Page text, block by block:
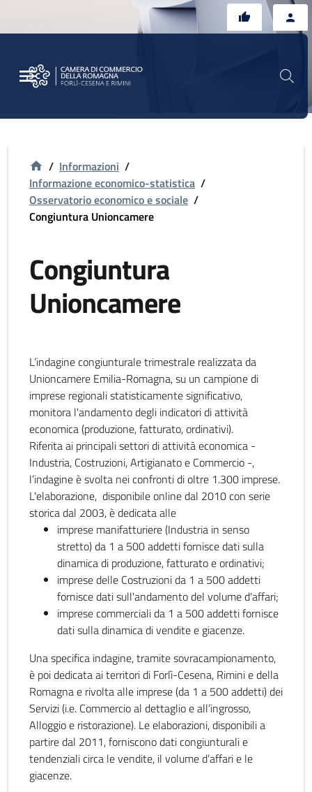
/ Informazioni /
Informazione economico-statistica /
Osservatorio economico e sociale /
Congiuntura Unioncamere
Congiuntura
Unioncamere
L’indagine congiunturale trimestrale realizzata da
Unioncamere Emilia-Romagna, su un campione di
imprese regionali statisticamente significativo,
monitora l'andamento degli indicatori di attività
economica (produzione, fatturato, ordinativi).
Riferita ai principali settori di attività economica -
Industria, Costruzioni, Artigianato e Commercio -,
l’indagine è svolta nei confronti di oltre 1.300 imprese.
L'elaborazione, disponibile online dal 2010 con serie
storica dal 2003, è dedicata alle
imprese manifatturiere (Industria in senso
stretto) da 1 a 500 addetti fornisce dati sulla
dinamica di produzione, fatturato e ordinativi;
imprese delle Costruzioni da 1 a 500 addetti
fornisce dati sull'andamento del volume d'affari;
imprese commerciali da 1 a 500 addetti fornisce
dati sulla dinamica di vendite e giacenze.
Una specifica indagine, tramite sovracampionamento,
è poi dedicata ai territori di Forlì-Cesena, Rimini e della
Romagna e rivolta alle imprese (da 1 a 500 addetti) dei
Servizi (i.e. Commercio al dettaglio e all’ingrosso,
Alloggio e ristorazione). Le elaborazioni, disponibili a
partire dal 2011, forniscono dati congiunturali e
tendenziali circa le vendite, il volume d’affari e le
giacenze.